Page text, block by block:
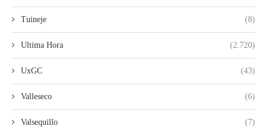
Tuineje (8)
Ultima Hora (2.720)
UxGC (43)
Valleseco (6)
Valsequillo (7)